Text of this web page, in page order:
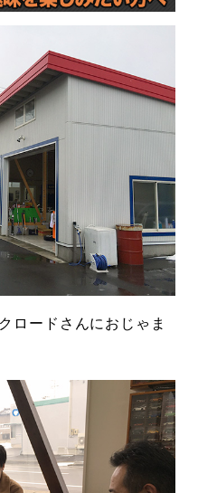
ロードさんにおじゃま
来る～！想定してたより利
ない仕事になってしまって